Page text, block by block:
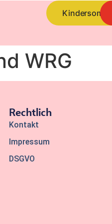
WRG
Rechtlich
Kontakt
Impressum
DSGVO